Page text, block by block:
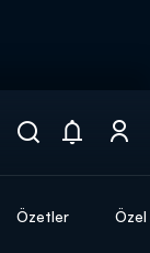
Özetler